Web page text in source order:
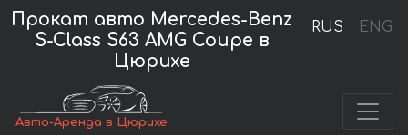
RUS ENG
Прокат авто Mercedes-Benz
S-Class S63 AMG Coupe в
Цюрихе
Авто-Аренда в Цюрихе